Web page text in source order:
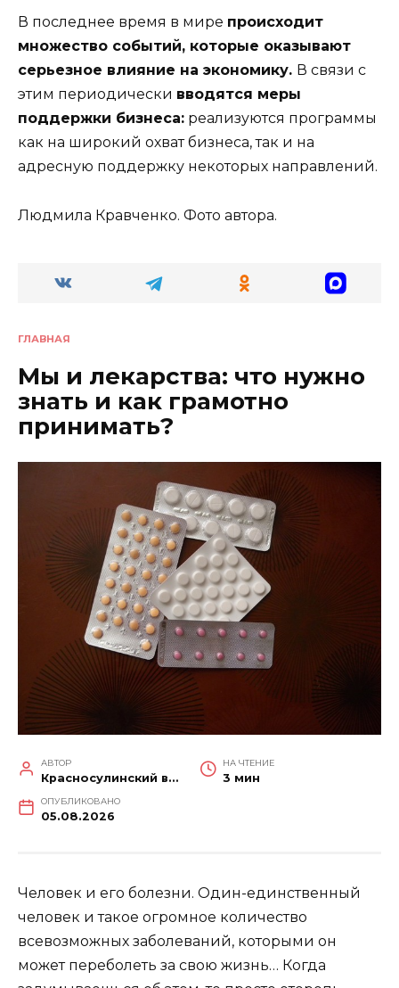
В последнее время в мире происходит
множество событий, которые оказывают
серьезное влияние на экономику. В связи с
этим периодически вводятся меры
поддержки бизнеса: реализуются программы
как на широкий охват бизнеса, так и на
адресную поддержку некоторых направлений.
Людмила Кравченко. Фото автора.
ГЛАВНАЯ
Мы и лекарства: что нужно
знать и как грамотно
принимать?
АВТОР
Красносулинский вестник
НА ЧТЕНИЕ
3 мин
ОПУБЛИКОВАНО
05.08.2026
Человек и его болезни. Один-единственный
человек и такое огромное количество
всевозможных заболеваний, которыми он
может переболеть за свою жизнь… Когда